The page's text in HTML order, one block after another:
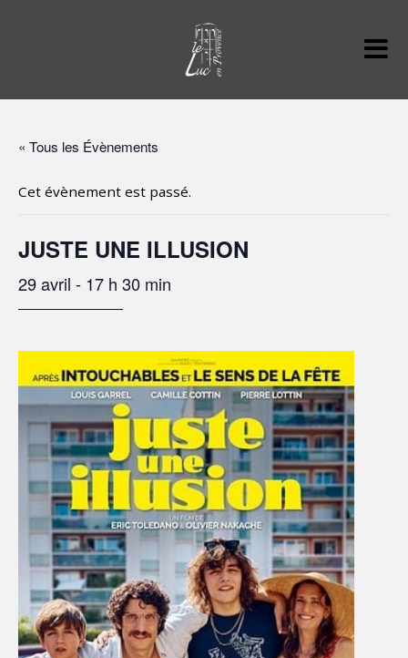
« Tous les Évènements
Cet évènement est passé.
JUSTE UNE ILLUSION
29 avril - 17 h 30 min